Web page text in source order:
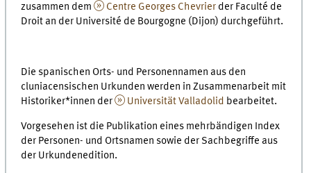
zusammen dem
Centre Georges Chevrier der Faculté de
Droit an der Université de Bourgogne (Dijon) durchgeführt.
Die spanischen Orts- und Personennamen aus den
cluniacensischen Urkunden werden in Zusammenarbeit mit
Historiker*innen der
Universität Valladolid bearbeitet.
Vorgesehen ist die Publikation eines mehrbändigen Index
der Personen- und Ortsnamen sowie der Sachbegriffe aus
der Urkundenedition.